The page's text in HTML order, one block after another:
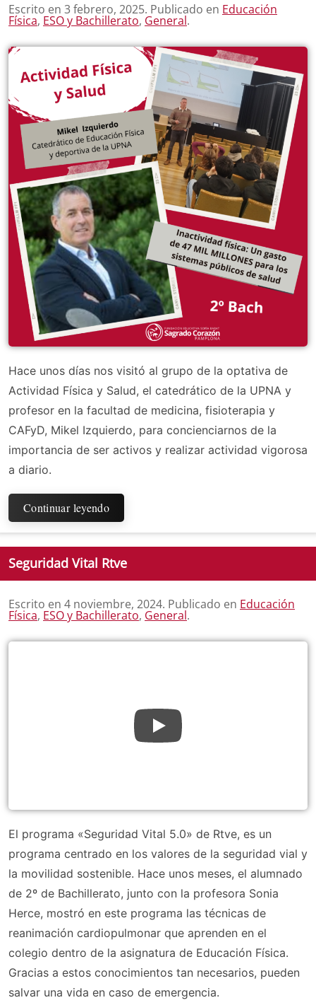
Escrito en 3 febrero, 2025. Publicado en Educación
Física, ESO y Bachillerato, General.
Hace unos días nos visitó al grupo de la optativa de
Actividad Física y Salud, el catedrático de la UPNA y
profesor en la facultad de medicina, fisioterapia y
CAFyD, Mikel Izquierdo, para concienciarnos de la
importancia de ser activos y realizar actividad vigorosa
a diario.
Continuar leyendo
Seguridad Vital Rtve
Escrito en 4 noviembre, 2024. Publicado en Educación
Física, ESO y Bachillerato, General.
El programa «Seguridad Vital 5.0» de Rtve, es un
programa centrado en los valores de la seguridad vial y
la movilidad sostenible. Hace unos meses, el alumnado
de 2º de Bachillerato, junto con la profesora Sonia
Herce, mostró en este programa las técnicas de
reanimación cardiopulmonar que aprenden en el
colegio dentro de la asignatura de Educación Física.
Gracias a estos conocimientos tan necesarios, pueden
salvar una vida en caso de emergencia.